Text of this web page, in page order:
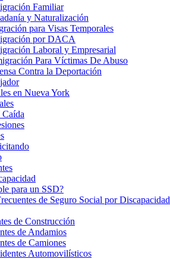
Familiar
y Naturalización
para Visas Temporales
por DACA
Laboral y Empresarial
Para Víctimas De Abuso
Contra la Deportación
en Nueva York
Caída
para un SSD?
de Seguro Social por Discapacidad
de Construcción
de Andamios
de Camiones
Automovilísticos